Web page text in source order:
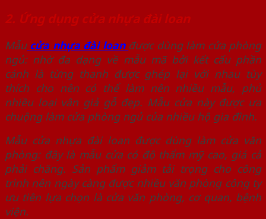
2. Ứng dụng cửa nhựa đài loan
Mẫucửa nhựa đài loan được dùng làm cửa phòng
ngủ: nhờ đa dạng về mẫu mã bởi kết cấu phần
cánh là từng thanh được ghép lại với nhau tùy
thích cho nên có thể làm nên nhiều mẫu, phủ
nhiều loại vân giả gỗ đẹp. Mẫu cửa này được ưa
chuộng làm cửa phòng ngủ của nhiều hộ gia đình.
Mẫu cửa nhựa đài loan được dùng làm cửa văn
phòng: đây là mẫu cửa có độ thẩm mỹ cao, giá cả
phải chăng. Sản phẩm giảm tải trọng cho công
trình nên ngày càng được nhiều văn phòng công ty
ưu tiên lựa chọn là cửa văn phòng, cơ quan, bệnh
viện.